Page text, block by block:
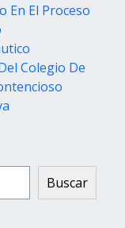
En El Proceso
Colegio De
Buscar